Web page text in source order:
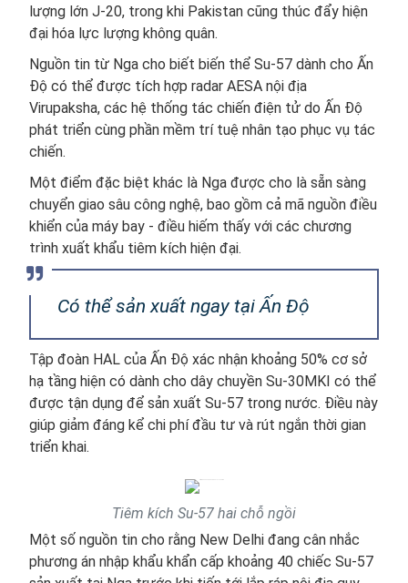
lượng lớn J-20, trong khi Pakistan cũng thúc đẩy hiện
đại hóa lực lượng không quân.
Nguồn tin từ Nga cho biết biến thể Su-57 dành cho Ấn
Độ có thể được tích hợp radar AESA nội địa
Virupaksha, các hệ thống tác chiến điện tử do Ấn Độ
phát triển cùng phần mềm trí tuệ nhân tạo phục vụ tác
chiến.
Một điểm đặc biệt khác là Nga được cho là sẵn sàng
chuyển giao sâu công nghệ, bao gồm cả mã nguồn điều
khiển của máy bay - điều hiếm thấy với các chương
trình xuất khẩu tiêm kích hiện đại.
Có thể sản xuất ngay tại Ấn Độ
Tập đoàn HAL của Ấn Độ xác nhận khoảng 50% cơ sở
hạ tầng hiện có dành cho dây chuyền Su-30MKI có thể
được tận dụng để sản xuất Su-57 trong nước. Điều này
giúp giảm đáng kể chi phí đầu tư và rút ngắn thời gian
triển khai.
Tiêm kích Su-57 hai chỗ ngồi
Một số nguồn tin cho rằng New Delhi đang cân nhắc
phương án nhập khẩu khẩn cấp khoảng 40 chiếc Su-57